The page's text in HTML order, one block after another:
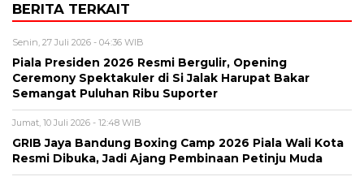
BERITA TERKAIT
Senin, 27 Juli 2026 - 04:36 WIB
Piala Presiden 2026 Resmi Bergulir, Opening
Ceremony Spektakuler di Si Jalak Harupat Bakar
Semangat Puluhan Ribu Suporter
Jumat, 10 Juli 2026 - 12:48 WIB
GRIB Jaya Bandung Boxing Camp 2026 Piala Wali Kota
Resmi Dibuka, Jadi Ajang Pembinaan Petinju Muda